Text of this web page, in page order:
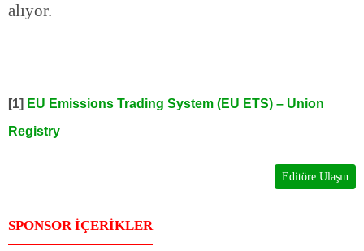
alıyor.
[1] EU Emissions Trading System (EU ETS) – Union
Registry
Editöre Ulaşın
SPONSOR İÇERİKLER